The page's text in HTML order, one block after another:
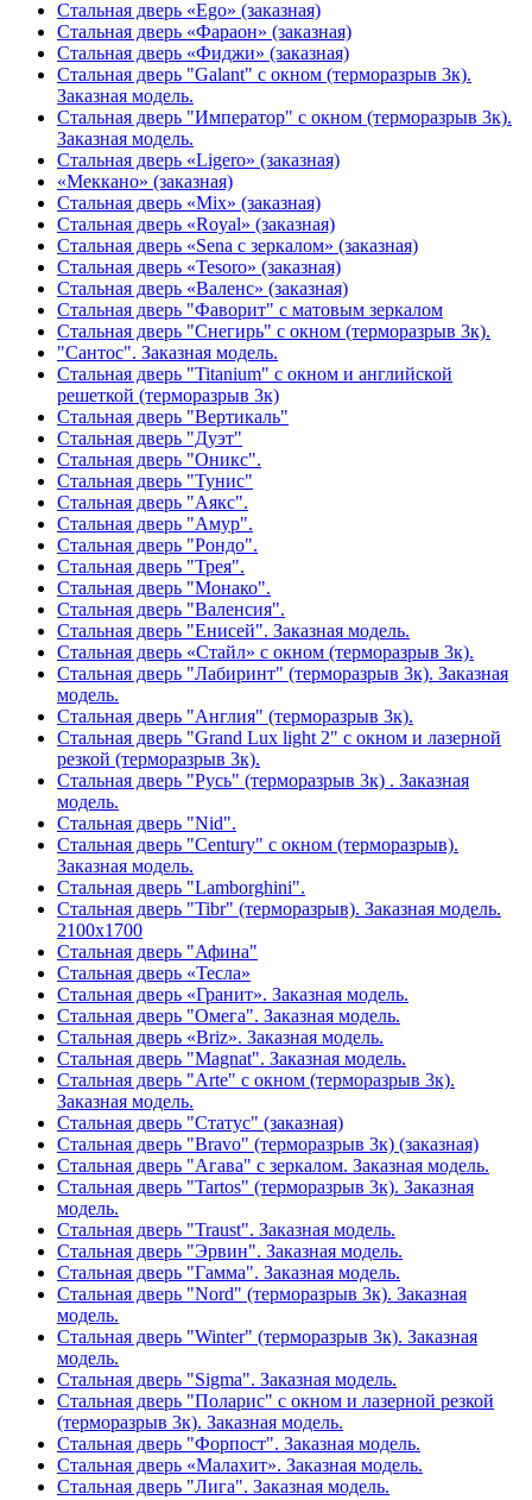
Стальная дверь «Ego» (заказная)
Стальная дверь «Фараон» (заказная)
Стальная дверь «Фиджи» (заказная)
Стальная дверь "Galant" с окном (терморазрыв 3к).
Заказная модель.
Стальная дверь "Император" с окном (терморазрыв 3к).
Заказная модель.
Стальная дверь «Ligero» (заказная)
«Меккано» (заказная)
Стальная дверь «Mix» (заказная)
Стальная дверь «Royal» (заказная)
Стальная дверь «Sena с зеркалом» (заказная)
Стальная дверь «Tesoro» (заказная)
Стальная дверь «Валенс» (заказная)
Стальная дверь "Фаворит" с матовым зеркалом
Стальная дверь "Снегирь" с окном (терморазрыв 3к).
"Сантос". Заказная модель.
Стальная дверь "Titanium" с окном и английской
решеткой (терморазрыв 3к)
Стальная дверь "Вертикаль"
Стальная дверь "Дуэт"
Стальная дверь "Оникс".
Стальная дверь "Тунис"
Стальная дверь "Аякс".
Стальная дверь "Амур".
Стальная дверь "Рондо".
Стальная дверь "Трея".
Стальная дверь "Монако".
Стальная дверь "Валенсия".
Стальная дверь "Енисей". Заказная модель.
Стальная дверь «Стайл» с окном (терморазрыв 3к).
Стальная дверь "Лабиринт" (терморазрыв 3к). Заказная
модель.
Стальная дверь "Англия" (терморазрыв 3к).
Стальная дверь "Grand Lux light 2" с окном и лазерной
резкой (терморазрыв 3к).
Стальная дверь "Русь" (терморазрыв 3к) . Заказная
модель.
Стальная дверь "Nid".
Стальная дверь "Century" с окном (терморазрыв).
Заказная модель.
Стальная дверь "Lamborghini".
Стальная дверь "Tibr" (терморазрыв). Заказная модель.
2100х1700
Стальная дверь "Афина"
Стальная дверь «Тесла»
Стальная дверь «Гранит». Заказная модель.
Стальная дверь "Омега". Заказная модель.
Стальная дверь «Briz». Заказная модель.
Стальная дверь "Magnat". Заказная модель.
Стальная дверь "Arte" с окном (терморазрыв 3к).
Заказная модель.
Стальная дверь "Статус" (заказная)
Стальная дверь "Bravo" (терморазрыв 3к) (заказная)
Стальная дверь "Агава" с зеркалом. Заказная модель.
Стальная дверь "Tartos" (терморазрыв 3к). Заказная
модель.
Стальная дверь "Traust". Заказная модель.
Стальная дверь "Эрвин". Заказная модель.
Стальная дверь "Гамма". Заказная модель.
Стальная дверь "Nord" (терморазрыв 3к). Заказная
модель.
Стальная дверь "Winter" (терморазрыв 3к). Заказная
модель.
Стальная дверь "Sigma". Заказная модель.
Стальная дверь "Поларис" с окном и лазерной резкой
(терморазрыв 3к). Заказная модель.
Стальная дверь "Форпост". Заказная модель.
Стальная дверь «Малахит». Заказная модель.
Стальная дверь "Лига". Заказная модель.